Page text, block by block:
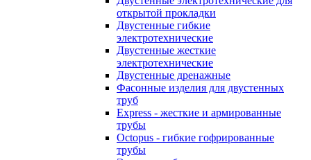
открытой прокладки
Двустенные гибкие
электротехнические
Двустенные жесткие
электротехнические
Двустенные дренажные
Фасонные изделия для двустенных
труб
Express - жесткие и армированные
трубы
Octopus - гибкие гофрированные
трубы